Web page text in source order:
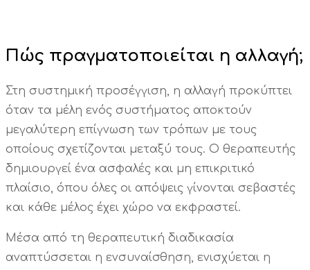
Πώς πραγματοποιείται η αλλαγή;
Στη συστημική προσέγγιση, η αλλαγή προκύπτει
όταν τα μέλη ενός συστήματος αποκτούν
μεγαλύτερη επίγνωση των τρόπων με τους
οποίους σχετίζονται μεταξύ τους. Ο θεραπευτής
δημιουργεί ένα ασφαλές και μη επικριτικό
πλαίσιο, όπου όλες οι απόψεις γίνονται σεβαστές
και κάθε μέλος έχει χώρο να εκφραστεί.
Μέσα από τη θεραπευτική διαδικασία
αναπτύσσεται η ενσυναίσθηση, ενισχύεται η